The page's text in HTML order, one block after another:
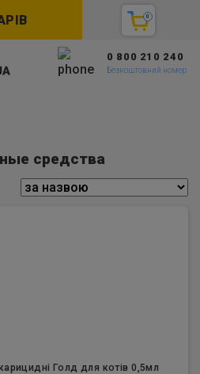
0
0 800 210 240
Безкоштовний номер
средства
Голд для котів 0,5мл